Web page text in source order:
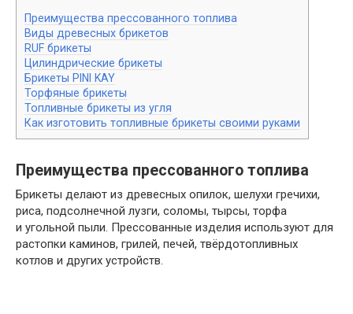
Преимущества прессованного топлива
Виды древесных брикетов
RUF брикеты
Цилиндрические брикеты
Брикеты PINI KAY
Торфяные брикеты
Топливные брикеты из угля
Как изготовить топливные брикеты своими руками
Преимущества прессованного топлива
Брикеты делают из древесных опилок, шелухи гречихи,
риса, подсолнечной лузги, соломы, тырсы, торфа
и угольной пыли. Прессованные изделия используют для
растопки каминов, грилей, печей, твёрдотопливных
котлов и других устройств.